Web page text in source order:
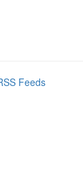
Feeds